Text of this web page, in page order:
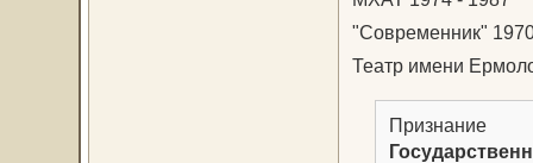
"Современник"
Театр имени
Признание